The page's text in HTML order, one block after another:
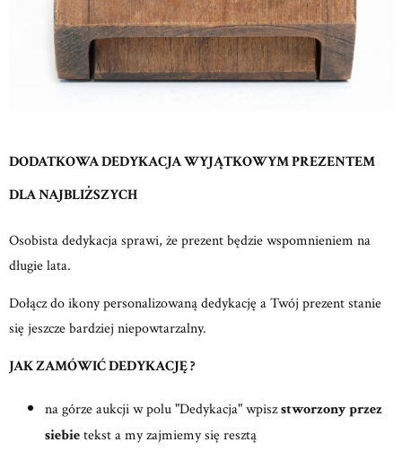
DODATKOWA DEDYKACJA WYJĄTKOWYM PREZENTEM
DLA NAJBLIŻSZYCH
Osobista dedykacja sprawi, że prezent będzie wspomnieniem na
długie lata.
Dołącz do ikony personalizowaną dedykację a Twój prezent stanie
się jeszcze bardziej niepowtarzalny.
JAK ZAMÓWIĆ DEDYKACJĘ ?
na górze aukcji w polu "Dedykacja" wpiszstworzony przez
siebietekst a my zajmiemy się resztą